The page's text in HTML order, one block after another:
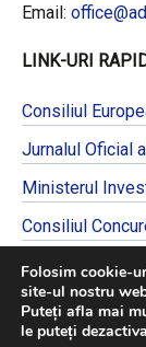
Email:
LINK-URI
Consiliul
Jurnalul Oficial
Ministerul
Consiliul
programe
vă invităm să
Folosim cookie-
site-ul nostru
Puteți afla mai
le puteți